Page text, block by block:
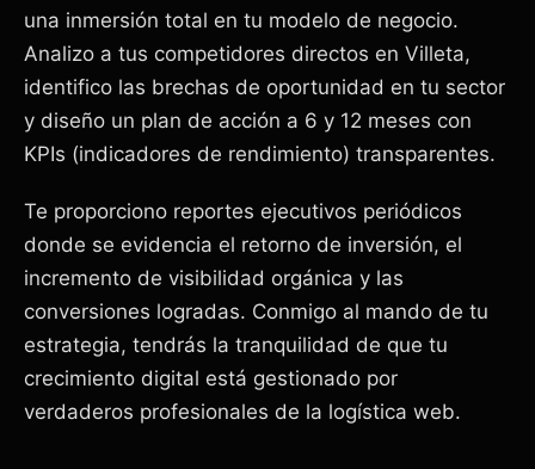
una inmersión total en tu modelo de negocio.
Analizo a tus competidores directos en Villeta,
identifico las brechas de oportunidad en tu sector
y diseño un plan de acción a 6 y 12 meses con
KPIs (indicadores de rendimiento) transparentes.
Te proporciono reportes ejecutivos periódicos
donde se evidencia el retorno de inversión, el
incremento de visibilidad orgánica y las
conversiones logradas. Conmigo al mando de tu
estrategia, tendrás la tranquilidad de que tu
crecimiento digital está gestionado por
verdaderos profesionales de la logística web.